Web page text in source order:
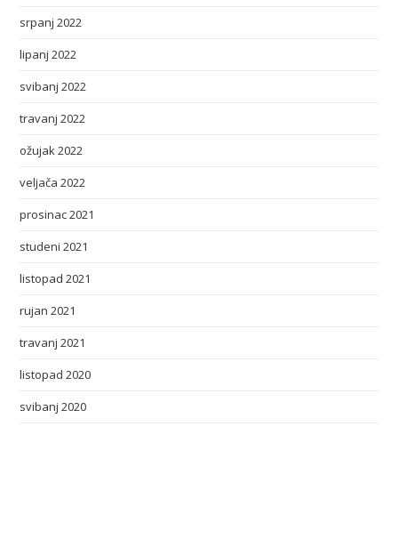
srpanj 2022
lipanj 2022
svibanj 2022
travanj 2022
ožujak 2022
veljača 2022
prosinac 2021
studeni 2021
listopad 2021
rujan 2021
travanj 2021
listopad 2020
svibanj 2020